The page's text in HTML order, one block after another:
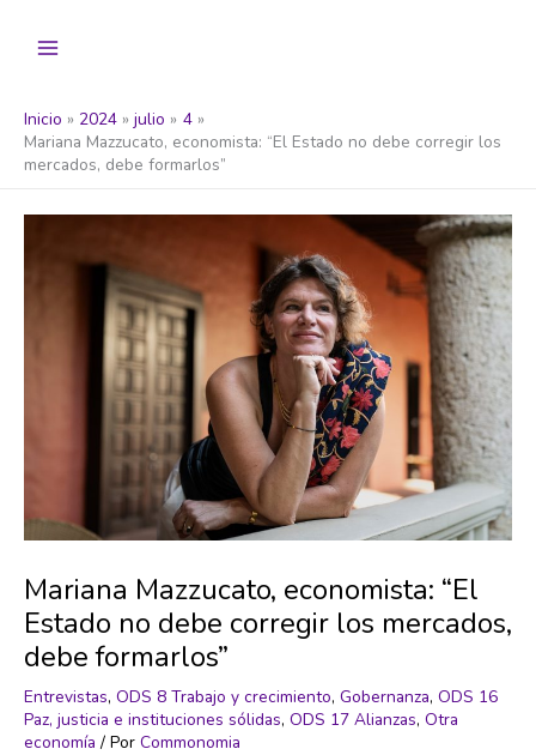
Inicio 2024 julio
4
Mariana Mazzucato, economista: “El Estado no debe corregir los
mercados, debe formarlos”
Mariana Mazzucato, economista: “El
Estado no debe corregir los mercados,
debe formarlos”
Entrevistas, ODS 8 Trabajo y crecimiento, Gobernanza, ODS 16
Paz, justicia e instituciones sólidas, ODS 17 Alianzas, Otra
economía / Por Commonomia